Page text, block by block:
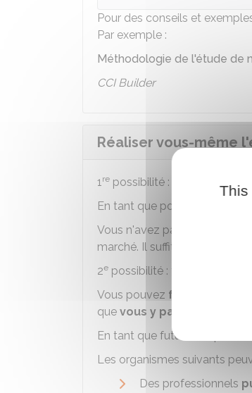
Pour des conseils et
Par exemple :
Méthodologie de l'étude de
CCI Builder
Réaliser vous-même
1re possibilité : réaliser vous-
En tant que porteur du projet,
Vous n'avez pas besoin
marché. Il suffit de prendre le
2e possibilité : faire réaliser par
Vous pouvez faire réaliser
que vous y participiez
En tant que futur
Les organismes suivants
Des professionnels
This